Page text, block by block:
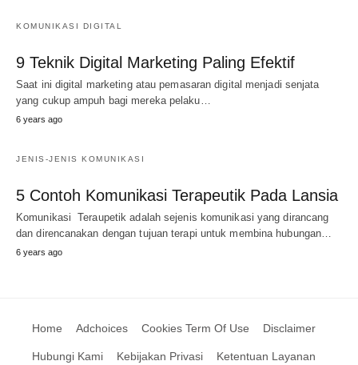
KOMUNIKASI DIGITAL
9 Teknik Digital Marketing Paling Efektif
Saat ini digital marketing atau pemasaran digital menjadi senjata
yang cukup ampuh bagi mereka pelaku…
6 years ago
JENIS-JENIS KOMUNIKASI
5 Contoh Komunikasi Terapeutik Pada Lansia
Komunikasi Teraupetik adalah sejenis komunikasi yang dirancang
dan direncanakan dengan tujuan terapi untuk membina hubungan…
6 years ago
Home Adchoices Cookies Term Of Use Disclaimer
Hubungi Kami Kebijakan Privasi Ketentuan Layanan